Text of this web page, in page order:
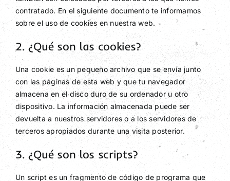
contratado. En el siguiente documento te informamos
sobre el uso de cookies en nuestra web.
2. ¿Qué son las cookies?
Una cookie es un pequeño archivo que se envía junto
con las páginas de esta web y que tu navegador
almacena en el disco duro de su ordenador u otro
dispositivo. La información almacenada puede ser
devuelta a nuestros servidores o a los servidores de
terceros apropiados durante una visita posterior.
3. ¿Qué son los scripts?
Un script es un fragmento de código de programa que